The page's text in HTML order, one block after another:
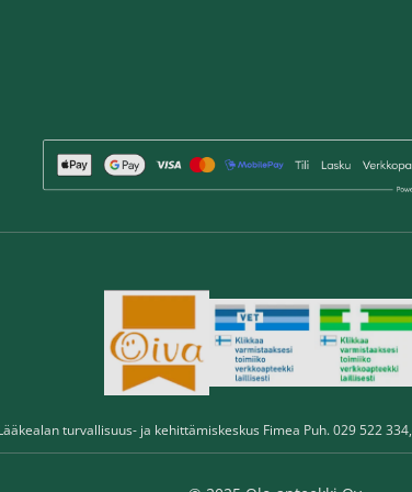
turvallisuus- ja kehittämiskeskus Fimea Puh. 029 522 334,